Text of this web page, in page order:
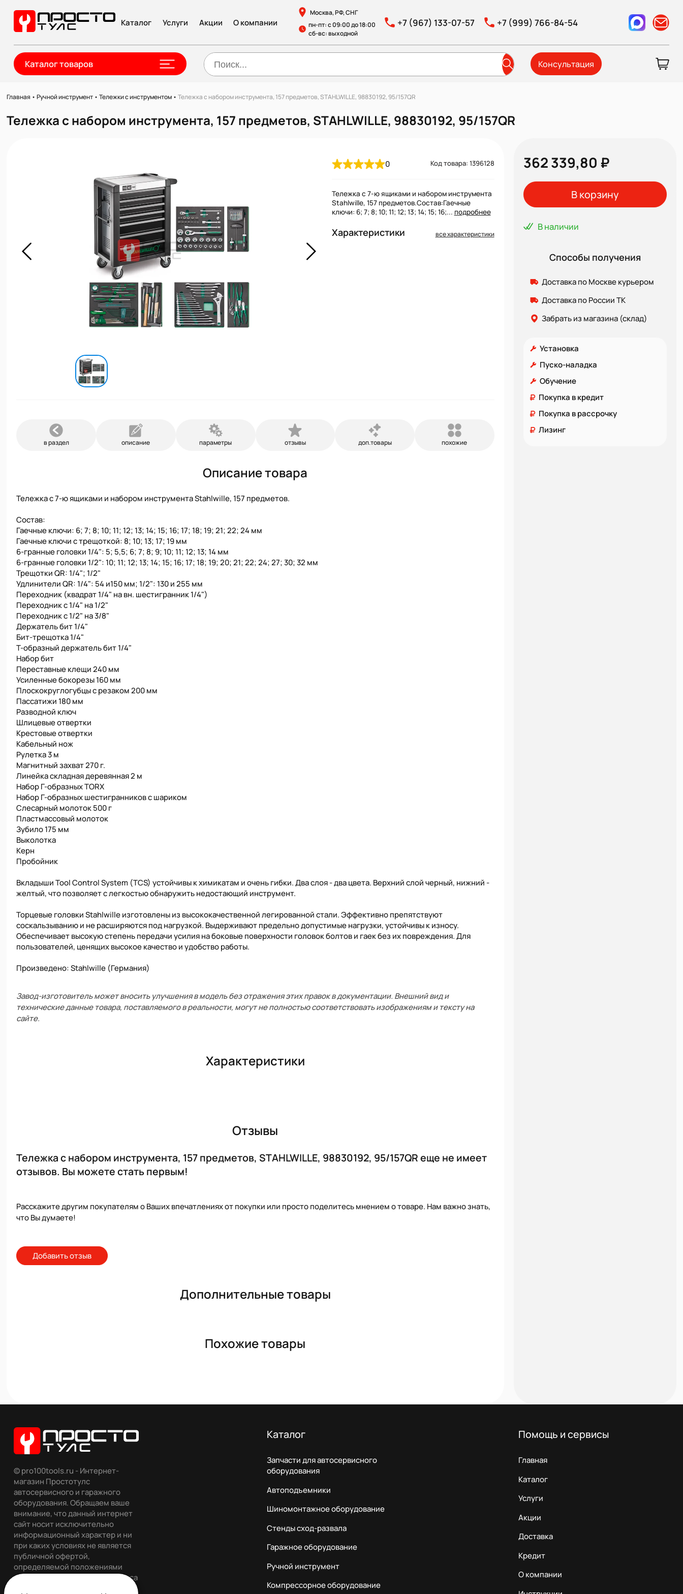
Каталог Услуги Акции О компании
Москва, РФ, СНГ
пн-пт: с 09:00 до 18:00
сб-вс: выходной
+7 (967) 133-07-57 +7 (999) 766-84-54
Каталог товаров Консультация
Главная •Ручной инструмент •Тележки с инструментом •Тележка с набором инструмента, 157 предметов, STAHLWILLE, 98830192, 95/157QR
Тележка с набором инструмента, 157 предметов, STAHLWILLE, 98830192, 95/157QR
0 Код товара: 1396128
Тележка с 7-ю ящиками и набором инструмента
Stahlwille, 157 предметов.Состав:Гаечные
ключи: 6; 7; 8; 10; 11; 12; 13; 14; 15; 16;... подробнее
Характеристики все характеристики
в раздел описание параметры отзывы доп.товары похожие
Описание товара
Тележка с 7-ю ящиками и набором инструмента Stahlwille, 157 предметов.
Состав:
Гаечные ключи: 6; 7; 8; 10; 11; 12; 13; 14; 15; 16; 17; 18; 19; 21; 22; 24 мм
Гаечные ключи с трещоткой: 8; 10; 13; 17; 19 мм
6-гранные головки 1/4": 5; 5,5; 6; 7; 8; 9; 10; 11; 12; 13; 14 мм
6-гранные головки 1/2": 10; 11; 12; 13; 14; 15; 16; 17; 18; 19; 20; 21; 22; 24; 27; 30; 32 мм
Трещотки QR: 1/4"; 1/2"
Удлинители QR: 1/4": 54 и150 мм; 1/2": 130 и 255 мм
Переходник (квадрат 1/4" на вн. шестигранник 1/4")
Переходник с 1/4" на 1/2"
Переходник с 1/2" на 3/8"
Держатель бит 1/4"
Бит-трещотка 1/4"
Т-образный держатель бит 1/4"
Набор бит
Переставные клещи 240 мм
Усиленные бокорезы 160 мм
Плоскокруглогубцы с резаком 200 мм
Пассатижи 180 мм
Разводной ключ
Шлицевые отвертки
Крестовые отвертки
Кабельный нож
Рулетка 3 м
Магнитный захват 270 г.
Линейка складная деревянная 2 м
Набор Г-образных TORX
Набор Г-образных шестигранников с шариком
Слесарный молоток 500 г
Пластмассовый молоток
Зубило 175 мм
Выколотка
Керн
Пробойник
Вкладыши Tool Control System (TCS) устойчивы к химикатам и очень гибки. Два слоя - два цвета. Верхний слой черный, нижний -
желтый, что позволяет с легкостью обнаружить недостающий инструмент.
Торцевые головки Stahlwille изготовлены из высококачественной легированной стали. Эффективно препятствуют
соскальзыванию и не расширяются под нагрузкой. Выдерживают предельно допустимые нагрузки, устойчивы к износу.
Обеспечивает высокую степень передачи усилия на боковые поверхности головок болтов и гаек без их повреждения. Для
пользователей, ценящих высокое качество и удобство работы.
Произведено: Stahlwille (Германия)
Завод-изготовитель может вносить улучшения в модель без отражения этих правок в документации. Внешний вид и
технические данные товара, поставляемого в реальности, могут не полностью соответствовать изображениям и тексту на
сайте.
Характеристики
Отзывы
Тележка с набором инструмента, 157 предметов, STAHLWILLE, 98830192, 95/157QR еще не имеет
отзывов. Вы можете стать первым!
Расскажите другим покупателям о Ваших впечатлениях от покупки или просто поделитесь мнением о товаре. Нам важно знать,
что Вы думаете!
Добавить отзыв
Дополнительные товары
Похожие товары
362 339,80 ₽
В корзину
В наличии
Способы получения
Доставка по Москве курьером
Доставка по России ТК
Забрать из магазина (склад)
Установка
Пуско-наладка
Обучение
Покупка в кредит
Покупка в рассрочку
Лизинг
© pro100tools.ru - Интернет-
магазин Простотулс
автосервисного и гаражного
оборудования. Обращаем ваше
внимание, что данный интернет
сайт носит исключительно
информационный характер и ни
при каких условиях не является
публичной офертой,
определяемой положениями
статьи 437 гражданского кодекса
Каталог
Запчасти для автосервисного
оборудования
Автоподъемники
Шиномонтажное оборудование
Стенды сход-развала
Гаражное оборудование
Ручной инструмент
Компрессорное оборудование
Помощь и сервисы
Главная
Каталог
Услуги
Акции
Доставка
Кредит
О компании